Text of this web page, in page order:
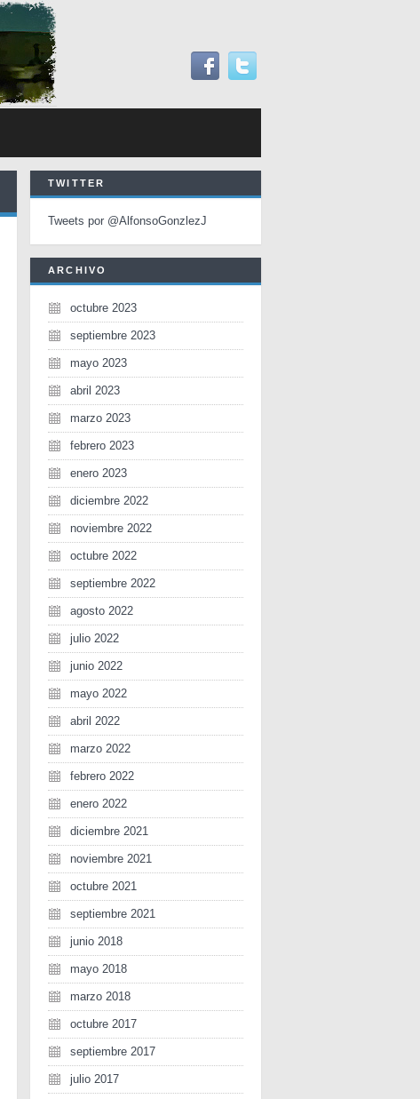
TWITTER
Tweets por @AlfonsoGonzlezJ
ARCHIVO
octubre 2023
septiembre 2023
mayo 2023
abril 2023
marzo 2023
febrero 2023
enero 2023
diciembre 2022
noviembre 2022
octubre 2022
septiembre 2022
agosto 2022
julio 2022
junio 2022
mayo 2022
abril 2022
marzo 2022
febrero 2022
enero 2022
diciembre 2021
noviembre 2021
octubre 2021
septiembre 2021
junio 2018
mayo 2018
marzo 2018
octubre 2017
septiembre 2017
julio 2017